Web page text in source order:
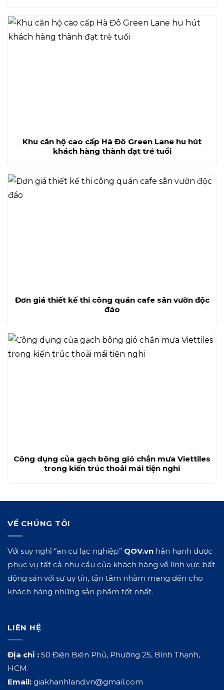
Khu căn hộ cao cấp Hà Đô Green Lane hu hút
khách hàng thành đạt trẻ tuổi
Đơn giá thiết kế thi công quán cafe sân vườn độc
đáo
Công dụng của gạch bông gió chắn mưa Viettiles
trong kiến trúc thoải mái tiện nghi
VỀ CHÚNG TÔI
Với suy nghĩ “an cư lạc nghiệp” QOV.vn hân hạnh được
phục vụ tất cả nhu cầu của khách hàng về lĩnh vực bất
động sản với sự uy tín, tận tâm nhằm mang đến cho
khách hàng những sản phẩm tốt nhất.
LIÊN HỆ
Địa chỉ : 50 Điện Biên Phủ, Phường 25, Bình Thạnh,
HCM.
Email: giakhanhland.vn@gmail.com